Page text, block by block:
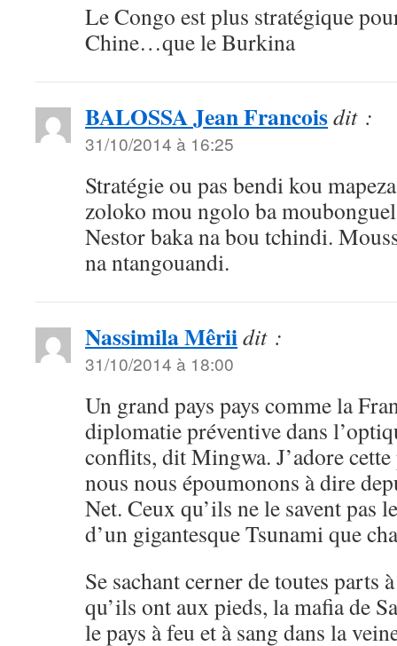
Le Congo est plus stratégique
Chine…que le Burkina
BALOSSA Jean Francoisdit :
31/10/2014 à 16:25
Stratégie ou pas bendi kou
zoloko mou ngolo ba
Nestor baka na bou tchindi.
na ntangouandi.
Nassimila Mêriidit :
31/10/2014 à 18:00
Un grand pays pays comme la
diplomatie préventive dans
conflits, dit Mingwa. J’adore cette
nous nous époumonons à dire
Net. Ceux qu’ils ne le savent pas
d’un gigantesque Tsunami que
Se sachant cerner de toutes parts
qu’ils ont aux pieds, la mafia de
le pays à feu et à sang dans la